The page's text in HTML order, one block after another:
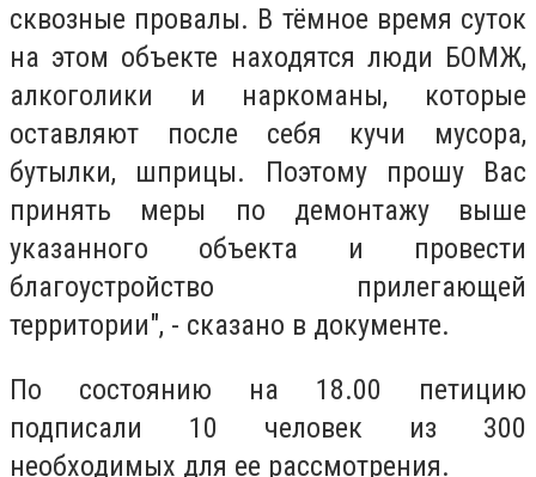
сквозные провалы. В тёмное время суток
на этом объекте находятся люди БОМЖ,
алкоголики и наркоманы, которые
оставляют после себя кучи мусора,
бутылки, шприцы. Поэтому прошу Вас
принять меры по демонтажу выше
указанного объекта и провести
благоустройство прилегающей
территории", - сказано в документе.
По состоянию на 18.00 петицию
подписали 10 человек из 300
необходимых для ее рассмотрения.